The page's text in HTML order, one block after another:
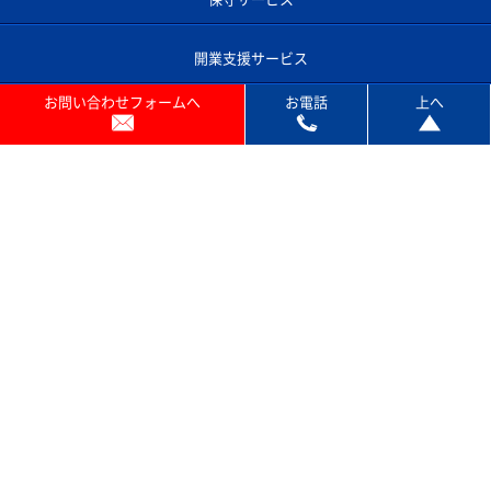
開業支援サービス
お問い合わせフォームへ お電話 上へ